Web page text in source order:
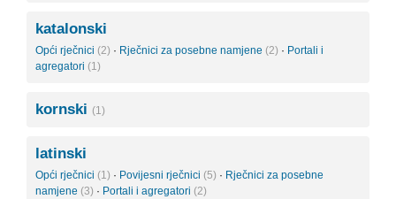
katalonski
Opći rječnici (2) · Rječnici za posebne namjene (2) · Portali i
agregatori (1)
kornski (1)
latinski
Opći rječnici (1) · Povijesni rječnici (5) · Rječnici za posebne
namjene (3) · Portali i agregatori (2)